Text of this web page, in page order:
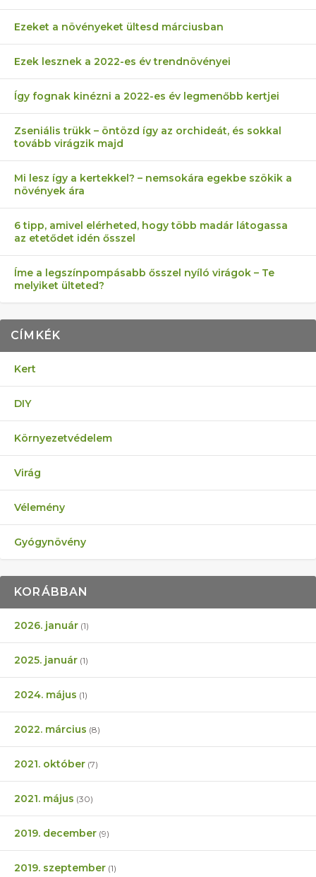
Ezeket a növényeket ültesd márciusban
Ezek lesznek a 2022-es év trendnövényei
Így fognak kinézni a 2022-es év legmenőbb kertjei
Zseniális trükk – öntözd így az orchideát, és sokkal
tovább virágzik majd
Mi lesz így a kertekkel? – nemsokára egekbe szökik a
növények ára
6 tipp, amivel elérheted, hogy több madár látogassa
az etetődet idén ősszel
Íme a legszínpompásabb ősszel nyíló virágok – Te
melyiket ülteted?
CÍMKÉK
Kert
DIY
Környezetvédelem
Virág
Vélemény
Gyógynövény
KORÁBBAN
2026. január (1)
2025. január (1)
2024. május (1)
2022. március (8)
2021. október (7)
2021. május (30)
2019. december (9)
2019. szeptember (1)